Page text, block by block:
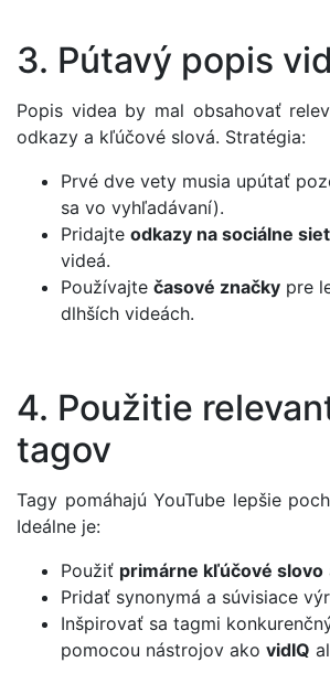
3. Pútavý popis
Popis videa by mal obsahovať
odkazy a kľúčové slová. Stratégia:
Prvé dve vety musia upútať
sa vo vyhľadávaní).
Pridajte odkazy na sociálne
videá.
Používajte časové značky pre
dlhších videách.
4. Použitie
tagov
Tagy pomáhajú YouTube lepšie
Ideálne je:
Použiť primárne kľúčové slovo
Pridať synonymá a súvisiace
Inšpirovať sa tagmi
pomocou nástrojov ako vidIQ